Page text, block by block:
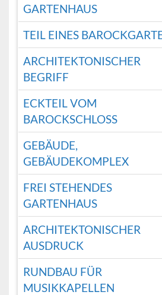
GARTENHAUS
TEIL EINES
ARCHITEKTONISCHER
BEGRIFF
ECKTEIL VOM
BAROCKSCHLOSS
GEBÄUDE,
GEBÄUDEKOMPLEX
FREI STEHENDES
GARTENHAUS
ARCHITEKTONISCHER
AUSDRUCK
RUNDBAU FÜR
MUSIKKAPELLEN